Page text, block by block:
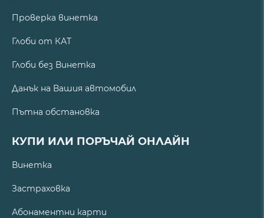
Проверка винетка
Глоби от КАТ
Глоби без Винетка
Данък на Вашия автомобил
Пътна обстановка
КУПИ ИЛИ ПОРЪЧАЙ ОНЛАЙН
Винетка
Застраховка
Абонаментни карти